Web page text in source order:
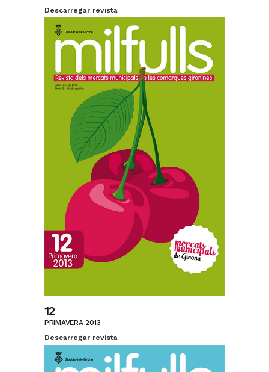
Descarregar revista
12
PRIMAVERA 2013
Descarregar revista